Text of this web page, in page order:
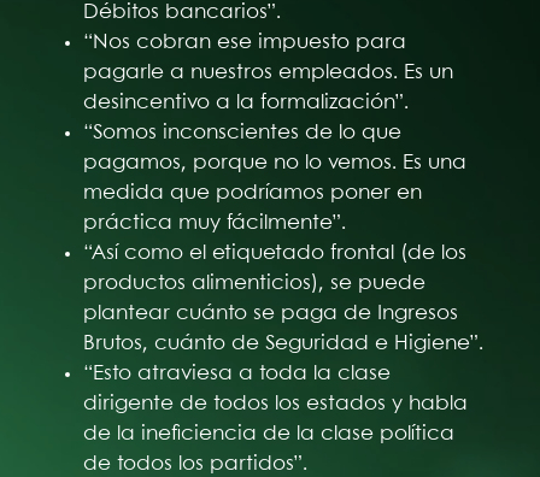
Débitos bancarios”.
“Nos cobran ese impuesto para
pagarle a nuestros empleados. Es un
desincentivo a la formalización”.
“Somos inconscientes de lo que
pagamos, porque no lo vemos. Es una
medida que podríamos poner en
práctica muy fácilmente”.
“Así como el etiquetado frontal (de los
productos alimenticios), se puede
plantear cuánto se paga de Ingresos
Brutos, cuánto de Seguridad e Higiene”.
“Esto atraviesa a toda la clase
dirigente de todos los estados y habla
de la ineficiencia de la clase política
de todos los partidos”.